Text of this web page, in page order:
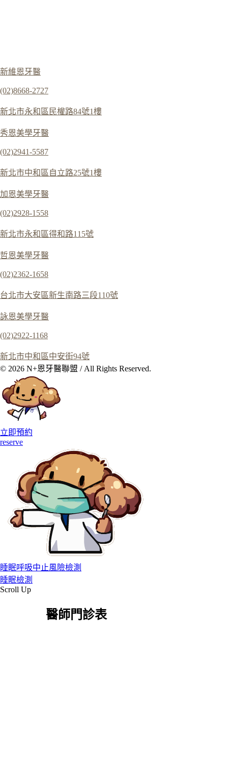
新維恩牙醫
(02)8668-2727
新北市永和區民權路84號1樓
秀恩美學牙醫
(02)2941-5587
新北市中和區自立路25號1樓
加恩美學牙醫
(02)2928-1558
新北市永和區得和路115號
哲恩美學牙醫
(02)2362-1658
台北市大安區新生南路三段110號
詠恩美學牙醫
(02)2922-1168
新北市中和區中安街94號
© 2026 N+恩牙醫聯盟 / All Rights Reserved.
立即預約
reserve
睡眠呼吸中止風險檢測
睡眠檢測
Scroll Up
醫師門診表